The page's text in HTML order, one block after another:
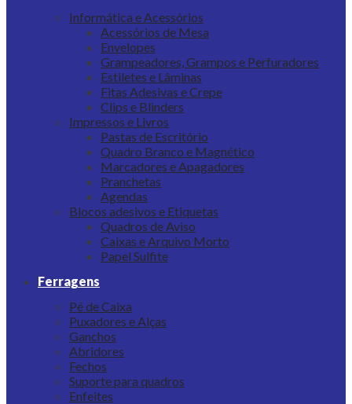
Informática e Acessórios
Acessórios de Mesa
Envelopes
Grampeadores, Grampos e Perfuradores
Estiletes e Lâminas
Fitas Adesivas e Crepe
Clips e Blinders
Impressos e Livros
Pastas de Escritório
Quadro Branco e Magnético
Marcadores e Apagadores
Pranchetas
Agendas
Blocos adesivos e Etiquetas
Quadros de Aviso
Caixas e Arquivo Morto
Papel Sulfite
Ferragens
Pé de Caixa
Puxadores e Alças
Ganchos
Abridores
Fechos
Suporte para quadros
Enfeites